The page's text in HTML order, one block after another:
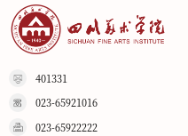
401331
023-65921016
023-65922222